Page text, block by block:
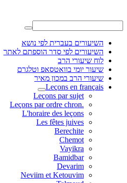
השיעורים בעברית לפי נושא
השיעורים לפי סדר הוספתם לאתר
לוח שיעורי הרב
שיעור יומי בוואטסאפ וטלגרם
שיעורי הרב במכון מאיר
Leçons en français
Leçons par sujet
.Leçons par ordre chron
L'horaire des leçons
Les fêtes juives
Berechite
Chemot
Vayikra
Bamidbar
Devarim
Neviim et Ketouvim